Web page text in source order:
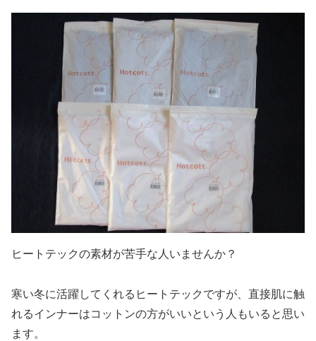
ヒートテックの素材が苦手な人いませんか？
寒い冬に活躍してくれるヒートテックですが、直接肌に触
れるインナーはコットンの方がいいという人もいると思い
ます。